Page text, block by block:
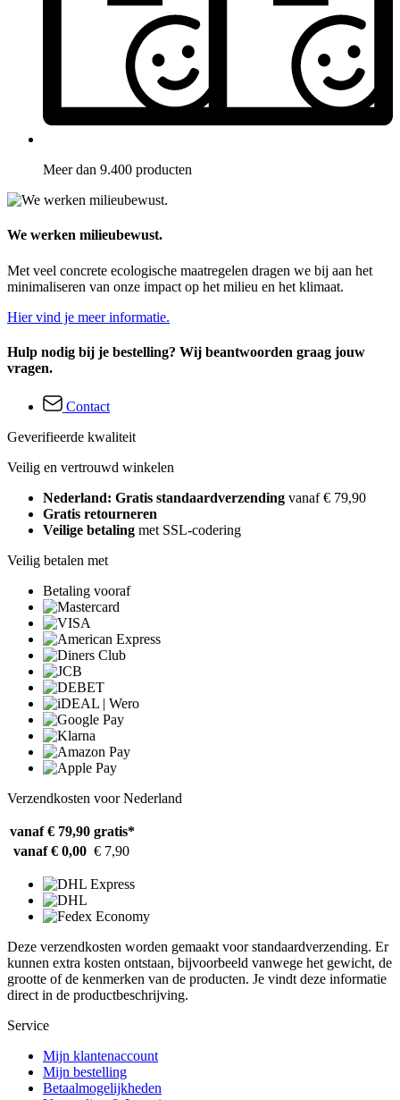
Meer dan 9.400 producten
We werken milieubewust.
Met veel concrete ecologische maatregelen dragen we bij aan het
minimaliseren van onze impact op het milieu en het klimaat.
Hier vind je meer informatie.
Hulp nodig bij je bestelling? Wij beantwoorden graag jouw
vragen.
Contact
Geverifieerde kwaliteit
Veilig en vertrouwd winkelen
Nederland: Gratis standaardverzending vanaf € 79,90
Gratis retourneren
Veilige betaling met SSL-codering
Veilig betalen met
Betaling vooraf
Verzendkosten voor Nederland
vanaf € 79,90 gratis*
vanaf € 0,00 € 7,90
Deze verzendkosten worden gemaakt voor standaardverzending. Er
kunnen extra kosten ontstaan, bijvoorbeeld vanwege het gewicht, de
grootte of de kenmerken van de producten. Je vindt deze informatie
direct in de productbeschrijving.
Service
Mijn klantenaccount
Mijn bestelling
Betaalmogelijkheden